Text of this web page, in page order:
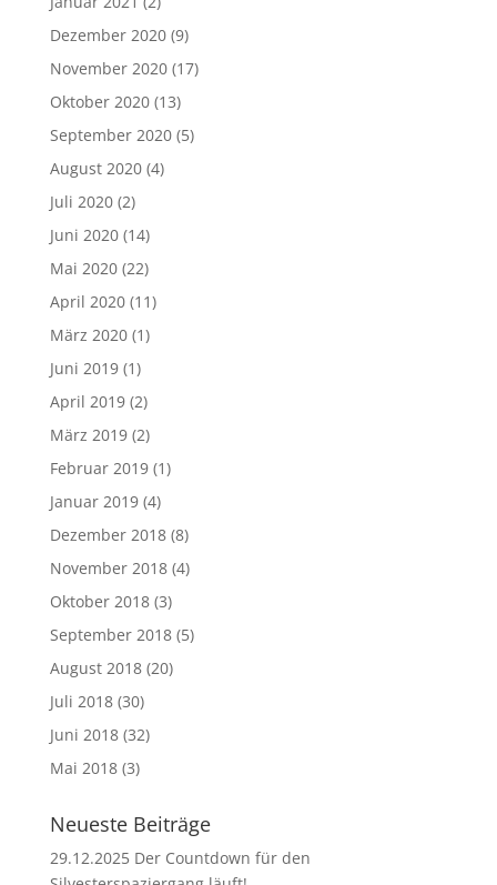
Dezember 2020(9)
November 2020(17)
Oktober 2020(13)
September 2020(5)
August 2020(4)
Juli 2020(2)
Juni 2020(14)
Mai 2020(22)
April 2020(11)
März 2020(1)
Juni 2019(1)
April 2019(2)
März 2019(2)
Februar 2019(1)
Januar 2019(4)
Dezember 2018(8)
November 2018(4)
Oktober 2018(3)
September 2018(5)
August 2018(20)
Juli 2018(30)
Juni 2018(32)
Mai 2018(3)
Neueste Beiträge
29.12.2025 Der Countdown für den